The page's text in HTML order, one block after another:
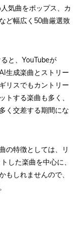
気曲をポップス、カ
ど幅広く50曲厳選致
と、YouTubeが
生成楽曲とストリー
リスでもカントリー
トする楽曲も多く、
く交差する期間にな
の特徴としては、リ
した楽曲を中心に、
もしれませんので、